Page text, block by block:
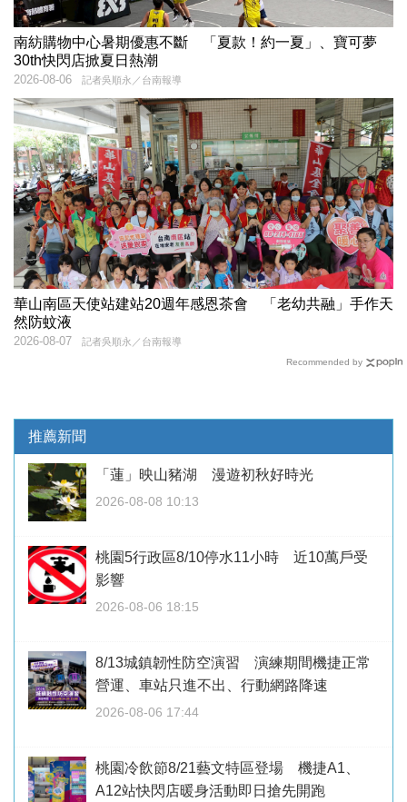
南紡購物中心暑期優惠不斷 「夏款！約一夏」、寶可夢
30th快閃店掀夏日熱潮
記者吳順永／台南報導
2026-08-06
華山南區天使站建站20週年感恩茶會 「老幼共融」手作天
然防蚊液
記者吳順永／台南報導
2026-08-07
Recommended by
推薦新聞
「蓮」映山豬湖 漫遊初秋好時光
2026-08-08 10:13
桃園5行政區8/10停水11小時 近10萬戶受
影響
2026-08-06 18:15
8/13城鎮韌性防空演習 演練期間機捷正常
營運、車站只進不出、行動網路降速
2026-08-06 17:44
桃園冷飲節8/21藝文特區登場 機捷A1、
A12站快閃店暖身活動即日搶先開跑